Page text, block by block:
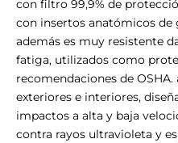
con filtro 99,9% de
con insertos anatómicos de
además es muy resistente
fatiga, utilizados como
recomendaciones de
exteriores e interiores,
impactos a alta y baja
contra rayos ultravioleta y